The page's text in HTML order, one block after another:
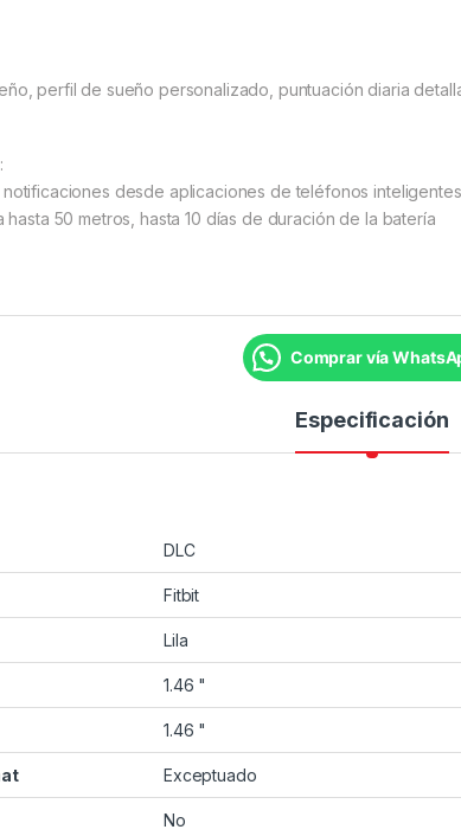
perfil de sueño personalizado, puntuación diaria
desde aplicaciones de teléfonos
50 metros, hasta 10 días de duración de la batería
Comprar vía
Especificación
DLC
Fitbit
Lila
1.46 "
1.46 "
Exceptuado
No